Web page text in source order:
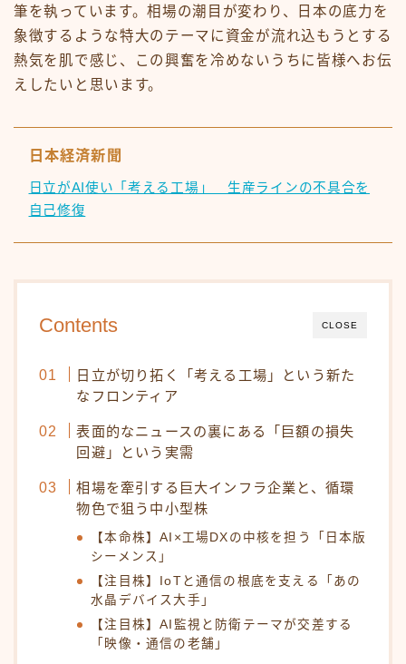
筆を執っています。相場の潮目が変わり、日本の底力を
象徴するような特大のテーマに資金が流れ込もうとする
熱気を肌で感じ、この興奮を冷めないうちに皆様へお伝
えしたいと思います。
日本経済新聞
日立がAI使い「考える工場」 生産ラインの不具合を
自己修復
CLOSE
Contents
日立が切り拓く「考える工場」という新た
なフロンティア
表面的なニュースの裏にある「巨額の損失
回避」という実需
相場を牽引する巨大インフラ企業と、循環
物色で狙う中小型株
【本命株】AI×工場DXの中核を担う「日本版
シーメンス」
【注目株】IoTと通信の根底を支える「あの
水晶デバイス大手」
【注目株】AI監視と防衛テーマが交差する
「映像・通信の老舗」